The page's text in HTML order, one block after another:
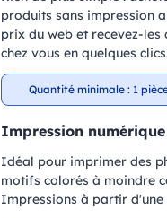
produits sans impression
prix du web et recevez-les
chez vous en quelques
Quantité minimale : 1
Impression numérique
Idéal pour imprimer des
motifs colorés à moindre
Impressions à partir d'une